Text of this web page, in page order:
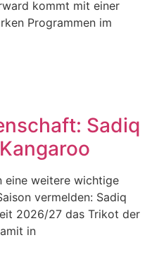
kommt mit einer
Programmen im
Sadiq
eine weitere wichtige
vermelden: Sadiq
2026/27 das Trikot der
in